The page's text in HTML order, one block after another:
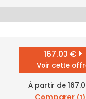
167.00 €
Voir cette
À partir de